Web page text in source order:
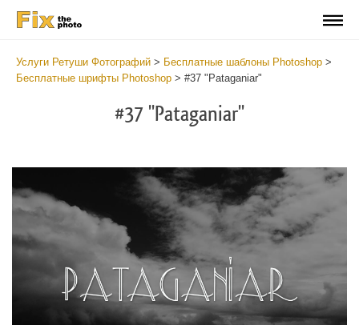
Услуги Ретуши Фотографий > Бесплатные шаблоны Photoshop >
Бесплатные шрифты Photoshop > #37 "Pataganiar"
#37 "Pataganiar"